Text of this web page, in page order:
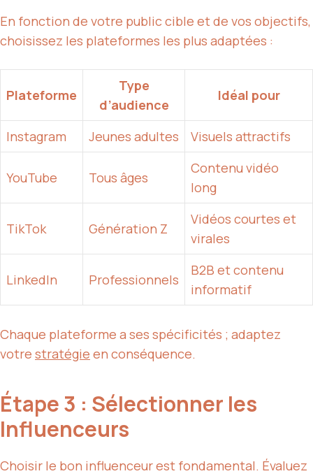
En fonction de votre public cible et de vos objectifs,
choisissez les plateformes les plus adaptées :
Plateforme
Type
d’audience
Idéal pour
Instagram Jeunes adultes Visuels attractifs
YouTube Tous âges
Contenu vidéo
long
TikTok Génération Z
Vidéos courtes et
virales
LinkedIn Professionnels
B2B et contenu
informatif
Chaque plateforme a ses spécificités ; adaptez
votre stratégie en conséquence.
Étape 3 : Sélectionner les
Influenceurs
Choisir le bon influenceur est fondamental. Évaluez